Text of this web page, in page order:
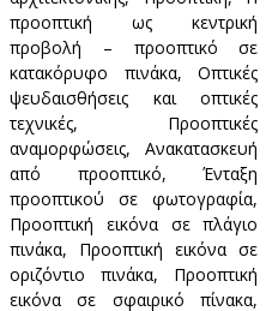
προοπτική ως κεντρική
προβολή – προοπτικό σε
κατακόρυφο πινάκα, Οπτικές
ψευδαισθήσεις και οπτικές
τεχνικές, Προοπτικές
αναμορφώσεις, Ανακατασκευή
από προοπτικό, Ένταξη
προοπτικού σε φωτογραφία,
Προοπτική εικόνα σε πλάγιο
πινάκα, Προοπτική εικόνα σε
οριζόντιο πινάκα, Προοπτική
εικόνα σε σφαιρικό πίνακα,